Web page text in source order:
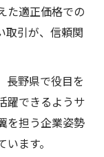
た適正価格での
取引が、信頼関
長野県で役目を
躍できるようサ
を担う企業姿勢
ます。